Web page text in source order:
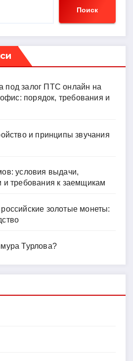
ть
Поиск
под залог ПТС онлайн на
порядок, требования и
и принципы звучания
условия выдачи,
и требования к заемщикам
золотые монеты:
Турлова?